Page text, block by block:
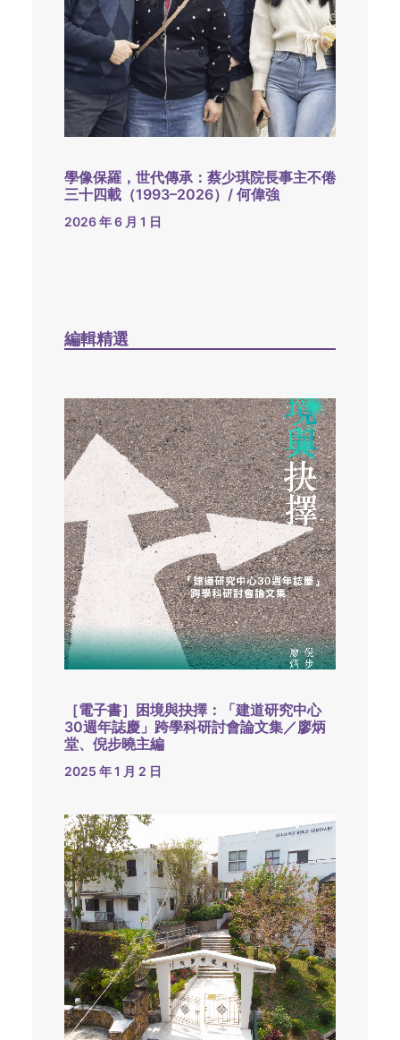
學像保羅，世代傳承：蔡少琪院長事主不倦
三十四載（1993–2026）/ 何偉強
2026 年 6 月 1 日
編輯精選
［電子書］困境與抉擇：「建道研究中心
30週年誌慶」跨學科研討會論文集／廖炳
堂、倪步曉主編
2025 年 1 月 2 日